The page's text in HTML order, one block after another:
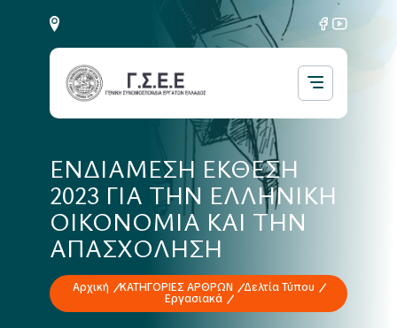
ΕΝΔΙΑΜΕΣΗ ΕΚΘΕΣΗ
2023 ΓΙΑ ΤΗΝ ΕΛΛΗΝΙΚΗ
ΟΙΚΟΝΟΜΙΑ ΚΑΙ ΤΗΝ
ΑΠΑΣΧΟΛΗΣΗ
Αρχική ΚΑΤΗΓΟΡΙΕΣ ΑΡΘΡΩΝ
Δελτία Τύπου
Εργασιακά